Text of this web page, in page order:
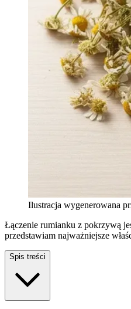
Ilustracja wygenerowana
Łączenie rumianku z pokrzywą
przedstawiam najważniejsze
Spis treści